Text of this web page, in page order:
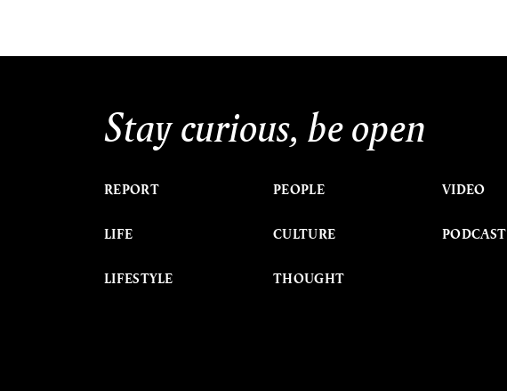
Stay curious, be open
REPORT
LIFE
LIFESTYLE
PEOPLE
CULTURE
THOUGHT
VIDEO
PODCAST